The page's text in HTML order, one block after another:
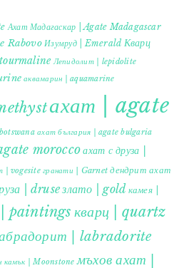
Ахат Мадагаскар | Agate Madagascar
Rabovo Изумруд | Emerald Кварц
Лепидолит | lepidolite
аквамарин | aquamarine
ахат | agate
ахат българия | agate bulgaria
moroccoахат с друза |
| vogesite гранати | Garnet дендрит ахат
| druseзлато | gold камея |
paintings кварц | quartz
| labradorite
камък | Moonstone мъхов ахат |